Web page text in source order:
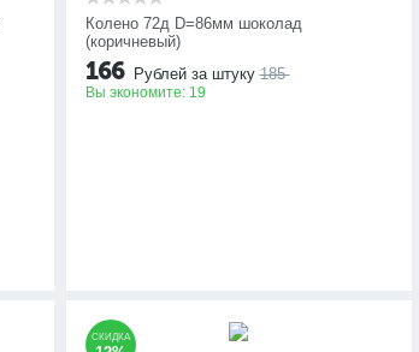
Колено 72д D=86мм шоколад
(коричневый)
166 Рублей за штуку 185
Вы экономите: 19
СКИДКА